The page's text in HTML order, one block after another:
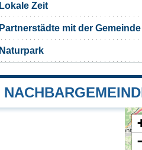
Lokale Zeit
Partnerstädte mit der
Naturpark